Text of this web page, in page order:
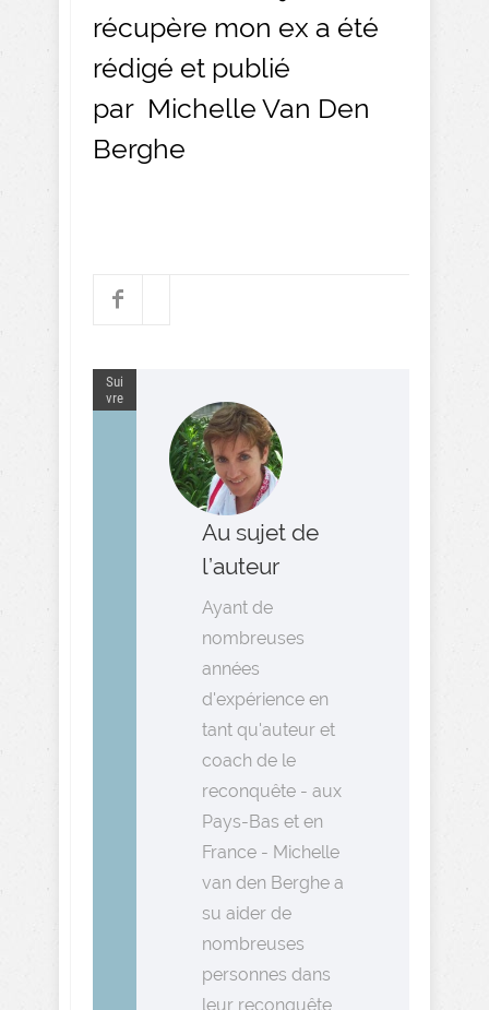
récupère mon ex a été
rédigé et publié
par Michelle Van Den
Berghe
Sui
vre
Au sujet de
l’auteur
Ayant de
nombreuses
années
d'expérience en
tant qu'auteur et
coach de le
reconquête - aux
Pays-Bas et en
France - Michelle
van den Berghe a
su aider de
nombreuses
personnes dans
leur reconquête